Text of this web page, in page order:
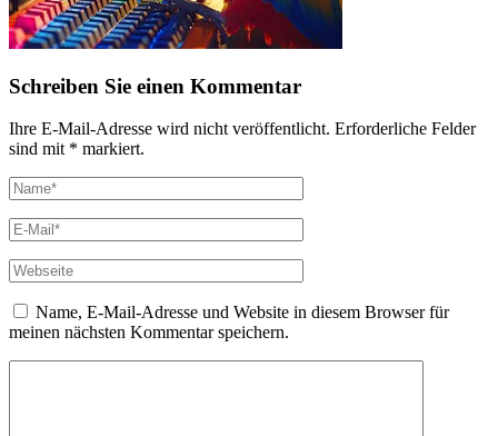
Schreiben Sie einen Kommentar
Ihre E-Mail-Adresse wird nicht veröffentlicht. Erforderliche Felder
sind mit * markiert.
Name, E-Mail-Adresse und Website in diesem Browser für
meinen nächsten Kommentar speichern.